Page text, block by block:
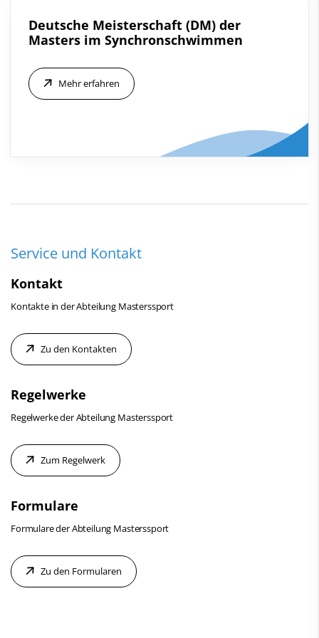
Deutsche Meisterschaft (DM) der
Masters im Synchronschwimmen
Mehr erfahren
Service und Kontakt
Kontakt
Kontakte in der Abteilung Masterssport
Zu den Kontakten
Regelwerke
Regelwerke der Abteilung Masterssport
Zum Regelwerk
Formulare
Formulare der Abteilung Masterssport
Zu den Formularen
Sportentwicklung
Service
Kontakt